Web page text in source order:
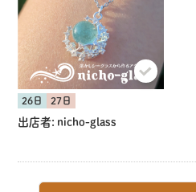
26日 27日
出店者: nicho-glass